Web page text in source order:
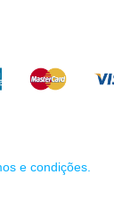
e condições.